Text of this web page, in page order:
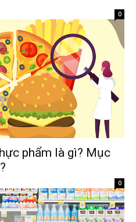
0
phẩm là gì? Mục
0